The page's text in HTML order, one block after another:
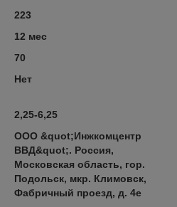
223
12 мес
70
Нет
2,25-6,25
ООО &quot;Инжкомцентр
ВВД&quot;. Россия,
Московская область, гор.
Подольск, мкр. Климовск,
Фабричный проезд, д. 4е